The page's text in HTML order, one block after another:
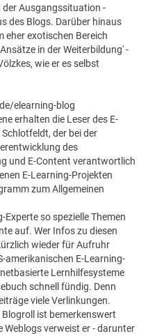
der Ausgangssituation -
des Blogs. Darüber hinaus
eher exotischen Bereich
in der Weiterbildung' -
wie er es selbst
elearning-blog
erhalten die Leser des E-
der bei der
des
und E-Content verantwortlich
E-Learning-Projekten
zum Allgemeinen
so spezielle Themen
auf. Wer Infos zu diesen
wieder für Aufruhr
amerikanischen E-Learning-
Lernhilfesysteme
schnell fündig. Denn
viele Verlinkungen.
ist bemerkenswert
verweist er - darunter